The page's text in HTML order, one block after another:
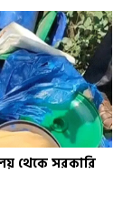
থেকে সরকারি